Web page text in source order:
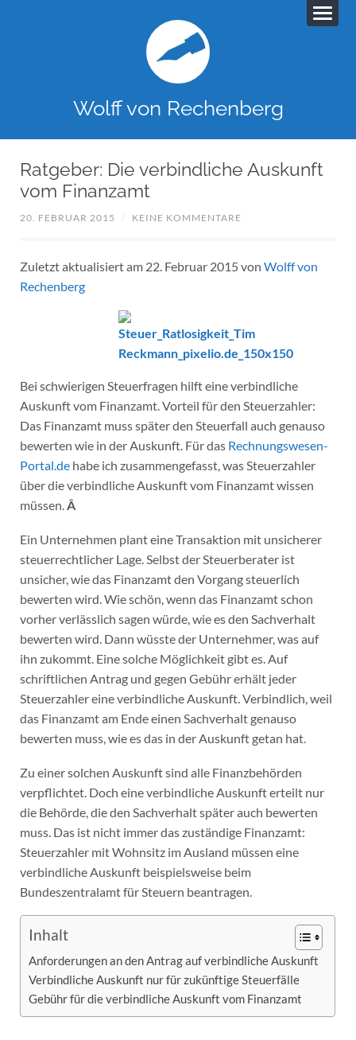
Wolff von Rechenberg
Ratgeber: Die verbindliche Auskunft
vom Finanzamt
20. FEBRUAR 2015 / KEINE KOMMENTARE
Zuletzt aktualisiert am 22. Februar 2015 von Wolff von
Rechenberg
Bei schwierigen Steuerfragen hilft eine verbindliche
Auskunft vom Finanzamt. Vorteil für den Steuerzahler:
Das Finanzamt muss später den Steuerfall auch genauso
bewerten wie in der Auskunft. Für das Rechnungswesen-
Portal.dehabe ich zusammengefasst, was Steuerzahler
über die verbindliche Auskunft vom Finanzamt wissen
müssen.Â
Ein Unternehmen plant eine Transaktion mit unsicherer
steuerrechtlicher Lage. Selbst der Steuerberater ist
unsicher, wie das Finanzamt den Vorgang steuerlich
bewerten wird. Wie schön, wenn das Finanzamt schon
vorher verlässlich sagen würde, wie es den Sachverhalt
bewerten wird. Dann wüsste der Unternehmer, was auf
ihn zukommt. Eine solche Möglichkeit gibt es. Auf
schriftlichen Antrag und gegen Gebühr erhält jeder
Steuerzahler eine verbindliche Auskunft. Verbindlich, weil
das Finanzamt am Ende einen Sachverhalt genauso
bewerten muss, wie es das in der Auskunft getan hat.
Zu einer solchen Auskunft sind alle Finanzbehörden
verpflichtet. Doch eine verbindliche Auskunft erteilt nur
die Behörde, die den Sachverhalt später auch bewerten
muss. Das ist nicht immer das zuständige Finanzamt:
Steuerzahler mit Wohnsitz im Ausland müssen eine
verbindliche Auskunft beispielsweise beim
Bundeszentralamt für Steuern beantragen.
Inhalt
Anforderungen an den Antrag auf verbindliche Auskunft
Verbindliche Auskunft nur für zukünftige Steuerfälle
Gebühr für die verbindliche Auskunft vom Finanzamt